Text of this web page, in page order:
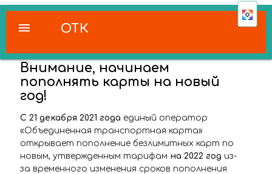
ОТК
menu
Внимание, начинаем
пополнять карты на новый
год!
С 21 декабря 2021 года единый оператор
«Объединенная транспортная карта»
открывает пополнение безлимитных карт по
новым, утвержденным тарифам на 2022 год из-
за временного изменения сроков пополнения